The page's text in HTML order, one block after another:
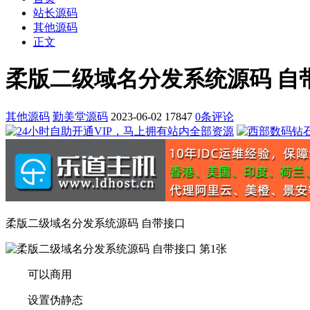
站长源码
其他源码
正文
柔版二级域名分发系统源码 自
其他源码 勤美堂源码 2023-06-02 17847 0条评论
柔版二级域名分发系统源码 自带接口
可以商用
设置伪静态